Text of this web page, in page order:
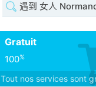
遇到 女人
Gratuit
100%
Tout nos services sont